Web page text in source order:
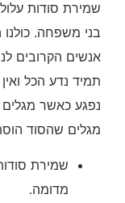
שמירת סודות
בני משפחה.
אנשים הקרובים
תמיד נדע הכל
נפגע כאשר
מגלים שהסוד
שמירת
מדומה.